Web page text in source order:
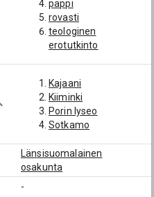
pappi
rovasti
teologinen
erotutkinto
Kajaani
Kiiminki
Porin lyseo
Sotkamo
Länsisuomalainen
osakunta
-